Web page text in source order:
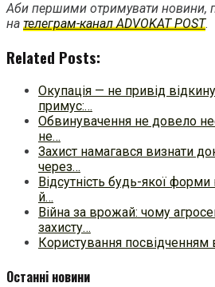
Аби першими отримувати новини,
на телеграм-канал ADVOKAT POST.
Related Posts:
Окупація — не привід
примус:…
Обвинувачення не довело
не…
Захист намагався визнати
через…
Відсутність будь-якої
й…
Війна за врожай: чому
захисту…
Користування посвідченням
Останні новини